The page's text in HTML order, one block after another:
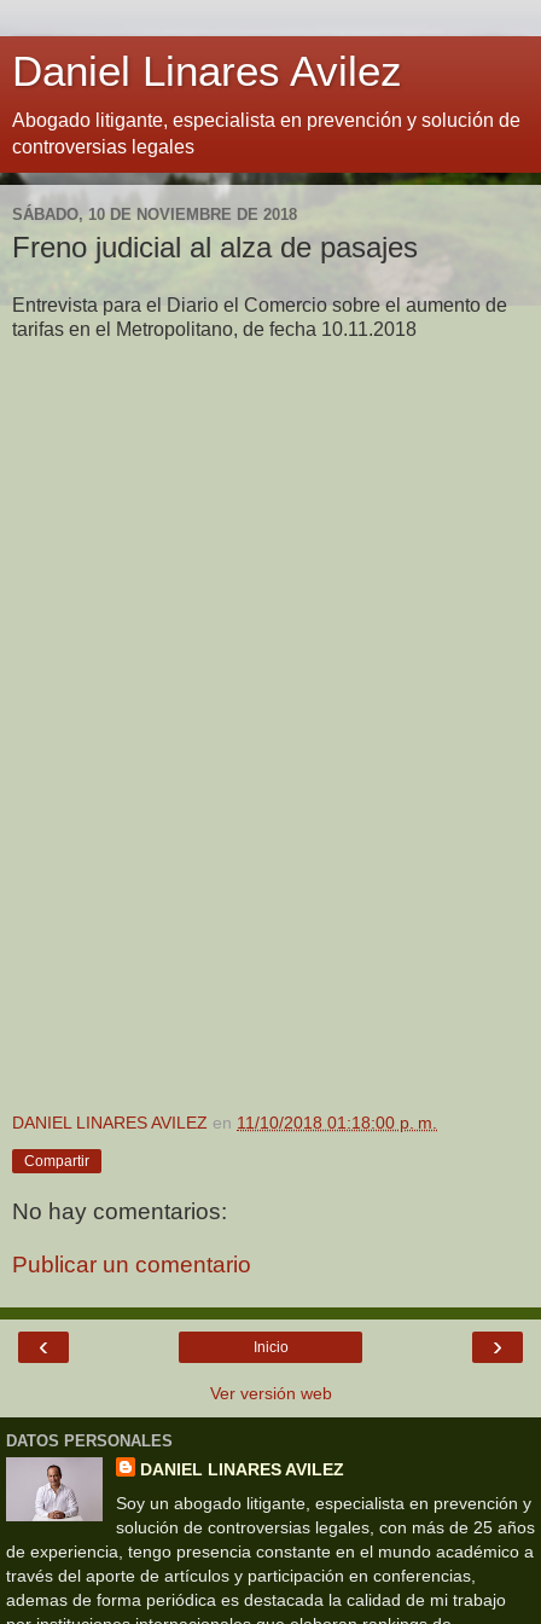
Daniel Linares Avilez
Abogado litigante, especialista en prevención y solución de
controversias legales
SÁBADO, 10 DE NOVIEMBRE DE 2018
Freno judicial al alza de pasajes
Entrevista para el Diario el Comercio sobre el aumento de
tarifas en el Metropolitano, de fecha 10.11.2018
DANIEL LINARES AVILEZ en 11/10/2018 01:18:00 p. m.
Compartir
No hay comentarios:
Publicar un comentario
‹ ›
Inicio
Ver versión web
DATOS PERSONALES
DANIEL LINARES AVILEZ
Soy un abogado litigante, especialista en prevención y
solución de controversias legales, con más de 25 años
de experiencia, tengo presencia constante en el mundo académico a
través del aporte de artículos y participación en conferencias,
ademas de forma periódica es destacada la calidad de mi trabajo